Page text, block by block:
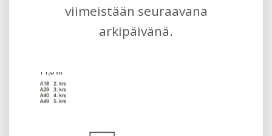
viimeistään seuraavana
arkipäivänä.